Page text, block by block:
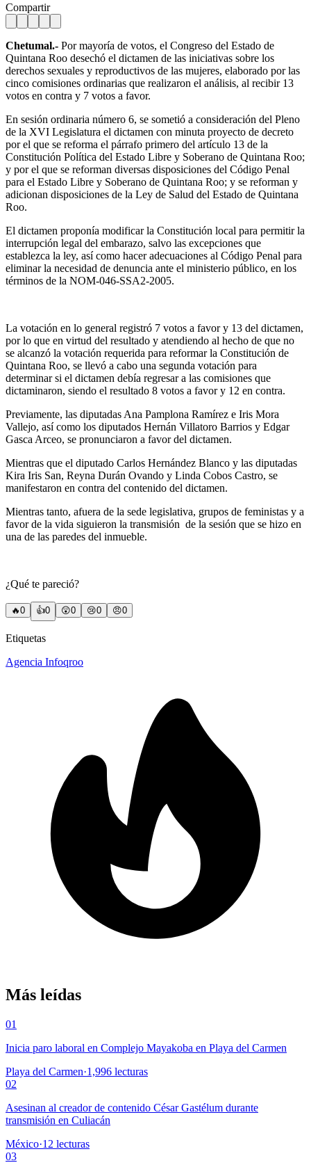
Compartir
Chetumal.- Por mayoría de votos, el Congreso del Estado de
Quintana Roo desechó el dictamen de las iniciativas sobre los
derechos sexuales y reproductivos de las mujeres, elaborado por las
cinco comisiones ordinarias que realizaron el análisis, al recibir 13
votos en contra y 7 votos a favor.
En sesión ordinaria número 6, se sometió a consideración del Pleno
de la XVI Legislatura el dictamen con minuta proyecto de decreto
por el que se reforma el párrafo primero del artículo 13 de la
Constitución Política del Estado Libre y Soberano de Quintana Roo;
y por el que se reforman diversas disposiciones del Código Penal
para el Estado Libre y Soberano de Quintana Roo; y se reforman y
adicionan disposiciones de la Ley de Salud del Estado de Quintana
Roo.
El dictamen proponía modificar la Constitución local para permitir la
interrupción legal del embarazo, salvo las excepciones que
establezca la ley, así como hacer adecuaciones al Código Penal para
eliminar la necesidad de denuncia ante el ministerio público, en los
términos de la NOM-046-SSA2-2005.
La votación en lo general registró 7 votos a favor y 13 del dictamen,
por lo que en virtud del resultado y atendiendo al hecho de que no
se alcanzó la votación requerida para reformar la Constitución de
Quintana Roo, se llevó a cabo una segunda votación para
determinar si el dictamen debía regresar a las comisiones que
dictaminaron, siendo el resultado 8 votos a favor y 12 en contra.
Previamente, las diputadas Ana Pamplona Ramírez e Iris Mora
Vallejo, así como los diputados Hernán Villatoro Barrios y Edgar
Gasca Arceo, se pronunciaron a favor del dictamen.
Mientras que el diputado Carlos Hernández Blanco y las diputadas
Kira Iris San, Reyna Durán Ovando y Linda Cobos Castro, se
manifestaron en contra del contenido del dictamen.
Mientras tanto, afuera de la sede legislativa, grupos de feministas y a
favor de la vida siguieron la transmisión de la sesión que se hizo en
una de las paredes del inmueble.
¿Qué te pareció?
🔥0 👍0 😲0 😢0 😠0
Etiquetas
Agencia Infoqroo
Más leídas
01
Inicia paro laboral en Complejo Mayakoba en Playa del Carmen
Playa del Carmen·1,996 lecturas
02
Asesinan al creador de contenido César Gastélum durante
transmisión en Culiacán
México·12 lecturas
03